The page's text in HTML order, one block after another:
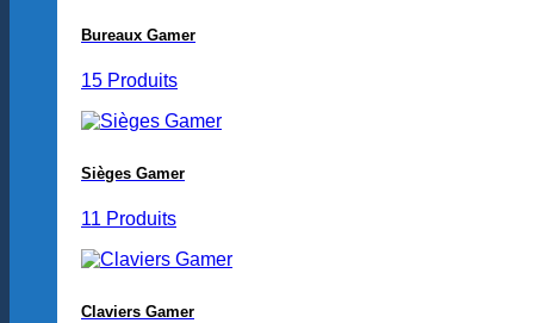
Bureaux Gamer
15 Produits
Sièges Gamer
11 Produits
Claviers Gamer